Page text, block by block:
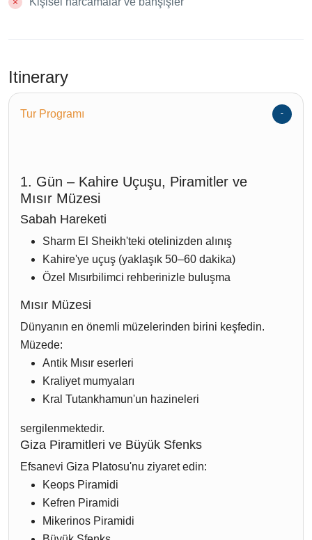
Itinerary
Tur Programı
1. Gün – Kahire Uçuşu, Piramitler ve
Mısır Müzesi
Sabah Hareketi
Sharm El Sheikh'teki otelinizden alınış
Kahire'ye uçuş (yaklaşık 50–60 dakika)
Özel Mısırbilimci rehberinizle buluşma
Mısır Müzesi
Dünyanın en önemli müzelerinden birini keşfedin.
Müzede:
Antik Mısır eserleri
Kraliyet mumyaları
Kral Tutankhamun'un hazineleri
sergilenmektedir.
Giza Piramitleri ve Büyük Sfenks
Efsanevi Giza Platosu'nu ziyaret edin:
Keops Piramidi
Kefren Piramidi
Mikerinos Piramidi